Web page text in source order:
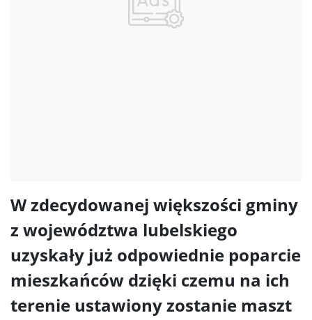
W zdecydowanej większości gminy
z województwa lubelskiego
uzyskały już odpowiednie poparcie
mieszkańców dzięki czemu na ich
terenie ustawiony zostanie maszt